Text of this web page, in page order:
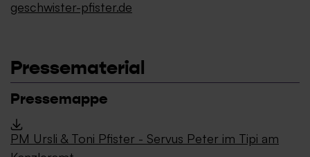
geschwister-pfister.de
Pressematerial
Pressemappe
PM Ursli & Toni Pfister - Servus Peter im Tipi am